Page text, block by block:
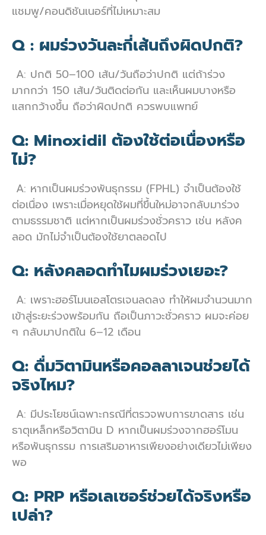
แชมพู/คอนดิชันเนอร์ที่ไม่เหมาะสม
Q : ผมร่วงวันละกี่เส้นถึงผิดปกติ?
A: ปกติ 50–100 เส้น/วันถือว่าปกติ แต่ถ้าร่วง
มากกว่า 150 เส้น/วันติดต่อกัน และเห็นผมบางหรือ
แสกกว้างขึ้น ถือว่าผิดปกติ ควรพบแพทย์
Q: Minoxidil ต้องใช้ต่อเนื่องหรือ
ไม่?
A: หากเป็นผมร่วงพันธุกรรม (FPHL) จำเป็นต้องใช้
ต่อเนื่อง เพราะเมื่อหยุดใช้ผมที่ขึ้นใหม่อาจกลับมาร่วง
ตามธรรมชาติ แต่หากเป็นผมร่วงชั่วคราว เช่น หลังค
ลอด มักไม่จำเป็นต้องใช้ยาตลอดไป
Q: หลังคลอดทำไมผมร่วงเยอะ?
A: เพราะฮอร์โมนเอสโตรเจนลดลง ทำให้ผมจำนวนมาก
เข้าสู่ระยะร่วงพร้อมกัน ถือเป็นภาวะชั่วคราว ผมจะค่อย
ๆ กลับมาปกติใน 6–12 เดือน
Q: ดื่มวิตามินหรือคอลลาเจนช่วยได้
จริงไหม?
A: มีประโยชน์เฉพาะกรณีที่ตรวจพบการขาดสาร เช่น
ธาตุเหล็กหรือวิตามิน D หากเป็นผมร่วงจากฮอร์โมน
หรือพันธุกรรม การเสริมอาหารเพียงอย่างเดียวไม่เพียง
พอ
Q: PRP หรือเลเซอร์ช่วยได้จริงหรือ
เปล่า?